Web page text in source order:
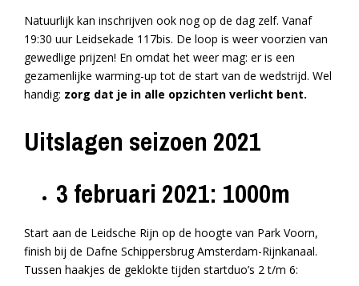
Natuurlijk kan inschrijven ook nog op de dag zelf. Vanaf
19:30 uur Leidsekade 117bis. De loop is weer voorzien van
gewedlige prijzen! En omdat het weer mag: er is een
gezamenlijke warming-up tot de start van de wedstrijd. Wel
handig: zorg dat je in alle opzichten verlicht bent.
Uitslagen seizoen 2021
3 februari 2021: 1000m
Start aan de Leidsche Rijn op de hoogte van Park Voorn,
finish bij de Dafne Schippersbrug Amsterdam-Rijnkanaal.
Tussen haakjes de geklokte tijden startduo’s 2 t/m 6: